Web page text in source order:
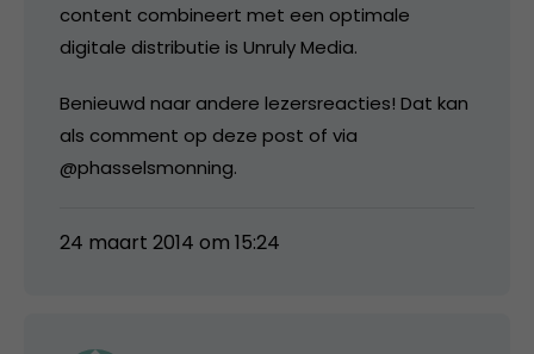
content combineert met een optimale
digitale distributie is Unruly Media.
Benieuwd naar andere lezersreacties! Dat kan
als comment op deze post of via
@phasselsmonning.
24 maart 2014 om 15:24